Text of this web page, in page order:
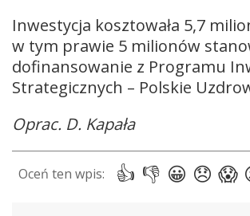
Inwestycja kosztowała 5,7
w tym prawie 5 milionów
dofinansowanie z Programu
Strategicznych – Polskie
Oprac. D. Kapała